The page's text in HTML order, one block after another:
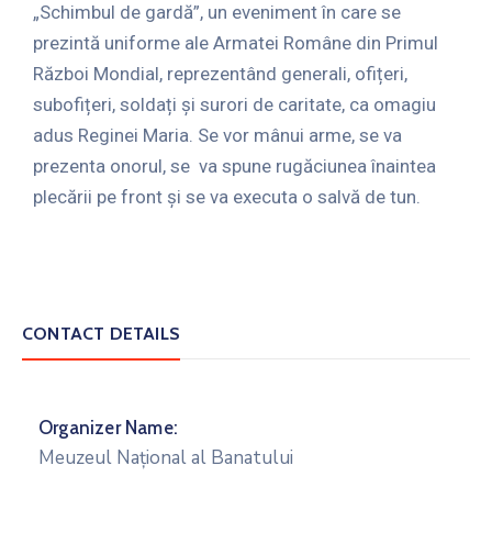
„Schimbul de gardă”, un eveniment în care se
prezintă uniforme ale Armatei Române din Primul
Război Mondial, reprezentând generali, ofițeri,
subofițeri, soldați și surori de caritate, ca omagiu
adus Reginei Maria. Se vor mânui arme, se va
prezenta onorul, se va spune rugăciunea înaintea
plecării pe front și se va executa o salvă de tun.
CONTACT DETAILS
Organizer Name:
Meuzeul Național al Banatului